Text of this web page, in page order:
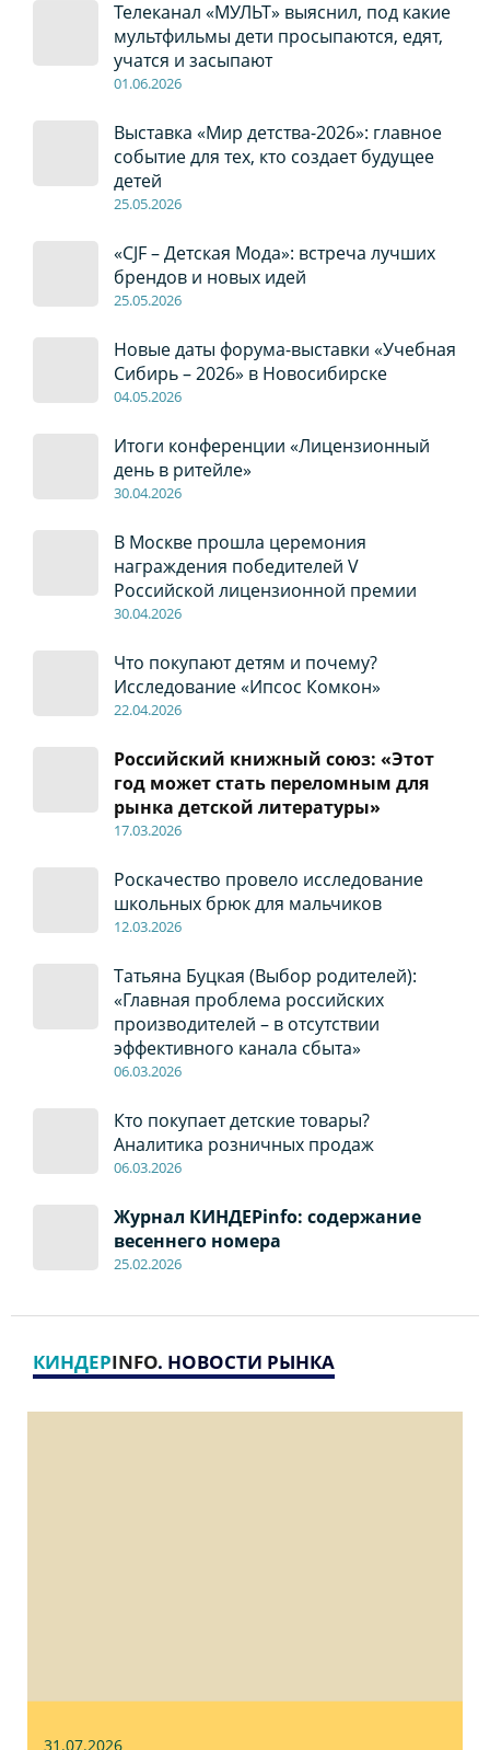
Телеканал «МУЛЬТ» выяснил, под какие
мультфильмы дети просыпаются, едят,
учатся и засыпают
01.06.2026
Выставка «Мир детства-2026»: главное
событие для тех, кто создает будущее
детей
25.05.2026
«CJF – Детская Мода»: встреча лучших
брендов и новых идей
25.05.2026
Новые даты форума-выставки «Учебная
Сибирь – 2026» в Новосибирске
04.05.2026
Итоги конференции «Лицензионный
день в ритейле»
30.04.2026
В Москве прошла церемония
награждения победителей V
Российской лицензионной премии
30.04.2026
Что покупают детям и почему?
Исследование «Ипсос Комкон»
22.04.2026
Российский книжный союз: «Этот
год может стать переломным для
рынка детской литературы»
17.03.2026
Роскачество провело исследование
школьных брюк для мальчиков
12.03.2026
Татьяна Буцкая (Выбор родителей):
«Главная проблема российских
производителей – в отсутствии
эффективного канала сбыта»
06.03.2026
Кто покупает детские товары?
Аналитика розничных продаж
06.03.2026
Журнал КИНДЕРinfo: содержание
весеннего номера
25.02.2026
КИНДЕРINFO. НОВОСТИ РЫНКА
31.07.2026